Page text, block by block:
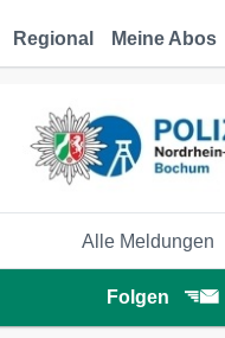
Regional Meine Abos
Alle Meldungen
Folgen